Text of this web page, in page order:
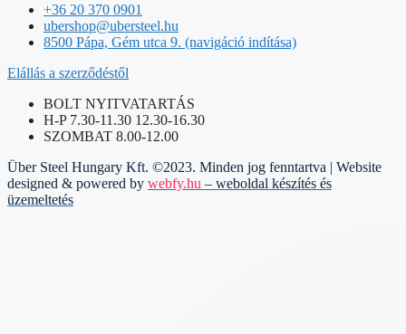
+36 20 370 0901
ubershop@ubersteel.hu
8500 Pápa, Gém utca 9. (navigáció indítása)
Elállás a szerződéstől
BOLT NYITVATARTÁS
H-P 7.30-11.30 12.30-16.30
SZOMBAT 8.00-12.00
Über Steel Hungary Kft. ©2023. Minden jog fenntartva | Website
designed & powered by webfy.hu – weboldal készítés és
üzemeltetés